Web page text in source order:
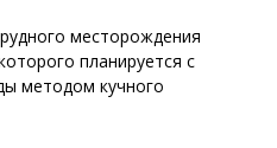
месторождения
планируется с
методом кучного